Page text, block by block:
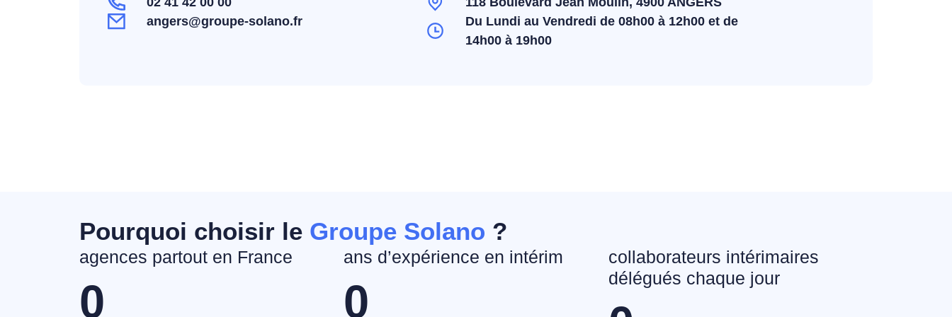
angers@groupe-solano.fr
Du Lundi au Vendredi de 08h00 à 12h00 et de
14h00 à 19h00
Pourquoi choisir le Groupe Solano ?
agences partout en France
0
ans d’expérience en intérim
0
collaborateurs intérimaires
délégués chaque jour